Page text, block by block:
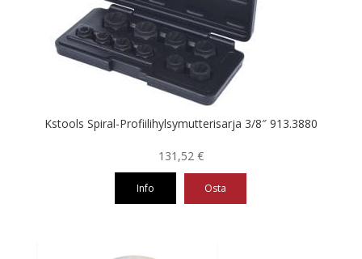
Kstools Spiral-Profiilihylsymutterisarja 3/8″ 913.3880
131,52 €
Info Osta